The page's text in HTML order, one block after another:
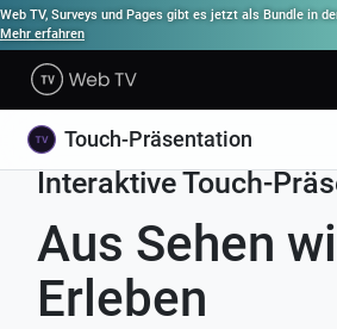
Web TV, Surveys und Pages gibt es jetzt als Bundle in
Mehr erfahren
Touch-Präsentation
Interaktive Touch-
Aus Sehen
Erleben